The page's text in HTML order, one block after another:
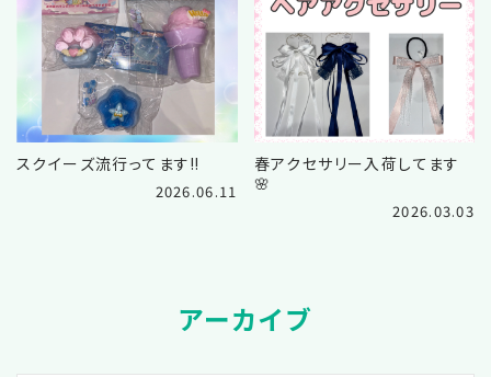
スクイーズ流行ってます‼️
2026.06.11
春アクセサリー入荷してます
🌸
2026.03.03
アーカイブ